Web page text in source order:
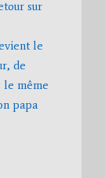
sur
le
de
le même
papa